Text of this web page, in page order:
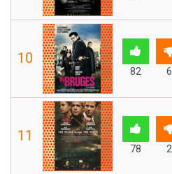
10
82 6
11
78 2